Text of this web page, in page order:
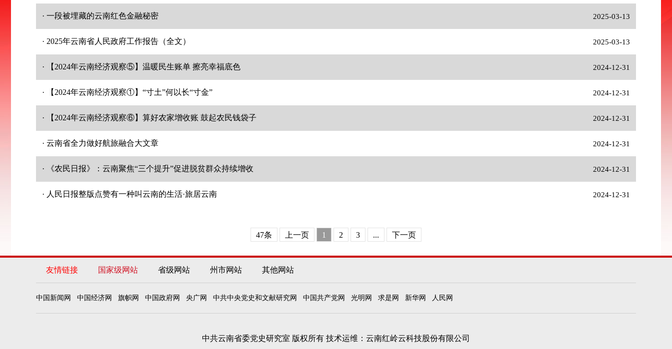
· 一段被埋藏的云南红色金融秘密 2025-03-13
· 2025年云南省人民政府工作报告（全文） 2025-03-13
· 【2024年云南经济观察⑤】温暖民生账单 擦亮幸福底色 2024-12-31
· 【2024年云南经济观察①】“寸土”何以长“寸金” 2024-12-31
· 【2024年云南经济观察⑥】算好农家增收账 鼓起农民钱袋子 2024-12-31
· 云南省全力做好航旅融合大文章 2024-12-31
· 《农民日报》：云南聚焦“三个提升”促进脱贫群众持续增收 2024-12-31
· 人民日报整版点赞有一种叫云南的生活·旅居云南 2024-12-31
47条 上一页 1 2 3 ... 下一页
友情链接 国家级网站 省级网站 州市网站 其他网站
中国新闻网 中国经济网 旗帜网 中国政府网 央广网 中共中央党史和文献研究网 中国共产党网 光明网 求是网 新华网 人民网
中共云南省委党史研究室 版权所有 技术运维：云南红岭云科技股份有限公司